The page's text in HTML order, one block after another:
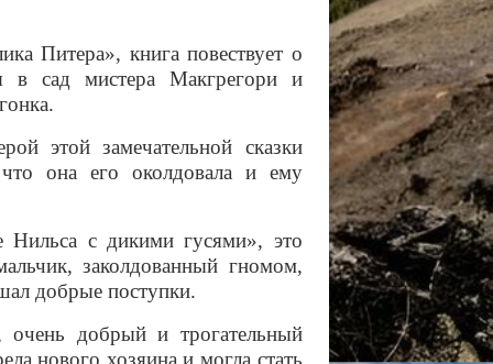
Питера», книга повествует о
в сад мистера Макгрегори и
этой замечательной сказки
она его околдовала и ему
с дикими гусями», это
заколдованный гномом,
добрые поступки.
добрый и трогательный
нового хозяина и могла стать